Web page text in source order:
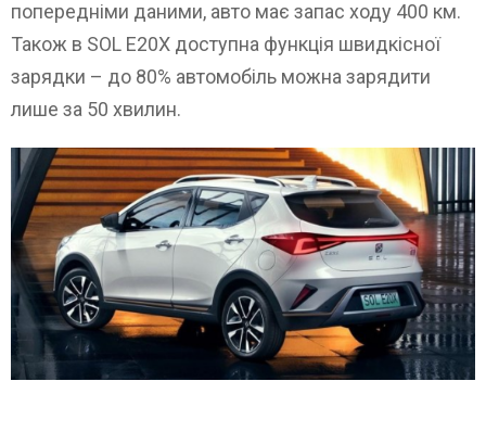
попередніми даними, авто має запас ходу 400 км.
Також в SOL E20X доступна функція швидкісної
зарядки – до 80% автомобіль можна зарядити
лише за 50 хвилин.